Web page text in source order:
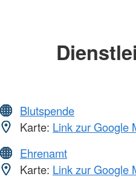
Blutspende
Karte: Link zur Google
Ehrenamt
Karte: Link zur Google